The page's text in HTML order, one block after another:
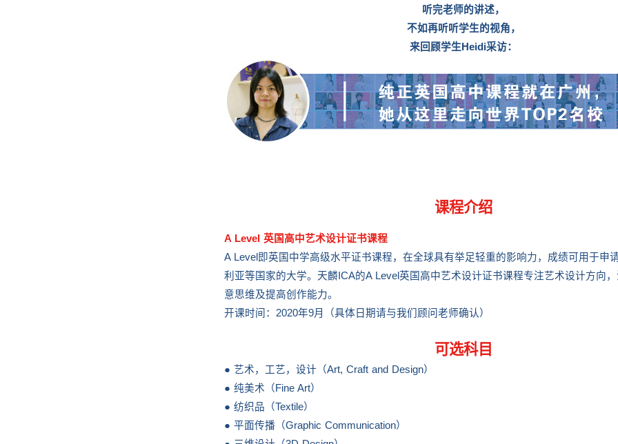
听完老师的讲述，
不如再听听学生的视角，
来回顾学生Heidi采访：
课程介绍
A Level 英国高中艺术设计证书课程
A Level即英国中学高级水平证书课程，在全球具有举足轻重的影响力，成绩可用于申
利亚等国家的大学。天麟ICA的A Level英国高中艺术设计证书课程专注艺术设计方向
意思维及提高创作能力。
开课时间：2020年9月（具体日期请与我们顾问老师确认）
可选科目
● 艺术，工艺，设计（Art, Craft and Design）
● 纯美术（Fine Art）
● 纺织品（Textile）
● 平面传播（Graphic Communication）